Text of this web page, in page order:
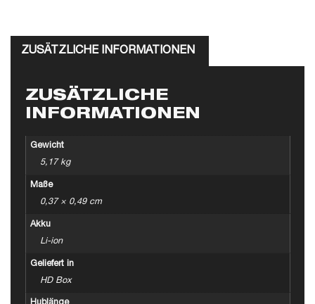
ZUSÄTZLICHE INFORMATIONEN
ZUSÄTZLICHE
INFORMATIONEN
Gewicht
5,17 kg
Maße
0,37 × 0,49 cm
Akku
Li-ion
Geliefert in
HD Box